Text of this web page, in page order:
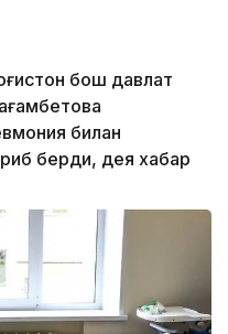
бош давлат
билан
берди, дея хабар